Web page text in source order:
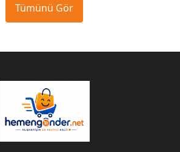
Tümünü Gör